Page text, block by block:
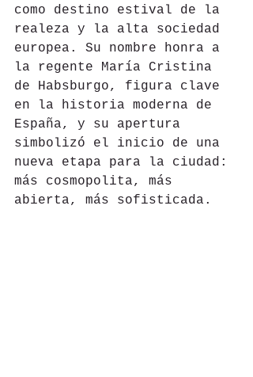
como destino estival de la
realeza y la alta sociedad
europea. Su nombre honra a
la regente María Cristina
de Habsburgo, figura clave
en la historia moderna de
España, y su apertura
simbolizó el inicio de una
nueva etapa para la ciudad:
más cosmopolita, más
abierta, más sofisticada.